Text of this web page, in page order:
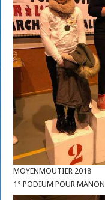
MOYENMOUTIER 2018
1° PODIUM POUR MANON